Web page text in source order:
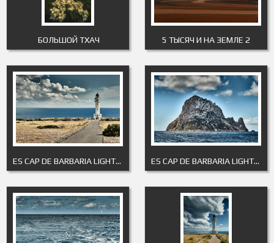
БОЛЬШОЙ ТХАЧ 5 ТЫСЯЧ И НА ЗЕМЛЕ 2
ES CAP DE BARBARIA LIGHTHOUSE 1 ES CAP DE BARBARIA LIGHTHOUSE 10